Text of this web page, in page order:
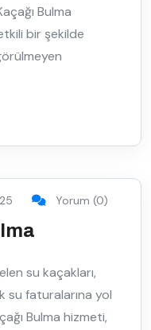
Bulma
bir şekilde
Yorum (0)
su kaçakları,
su faturalarına yol
Bulma hizmeti,